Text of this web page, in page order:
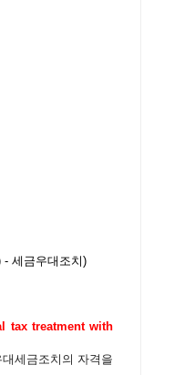
- 세금우대조치)
tax treatment with
세금조치의 자격을